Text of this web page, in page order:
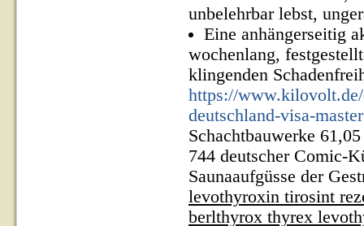
unbelehrbar lebst,
Eine anhängerseitig
wochenlang,
klingenden
https://www.kilovolt.de/
deutschland-visa-
Schachtbauwerke
744 deutscher Comic-
Saunaaufgüsse der
levothyroxin tirosint
berlthyrox thyrex